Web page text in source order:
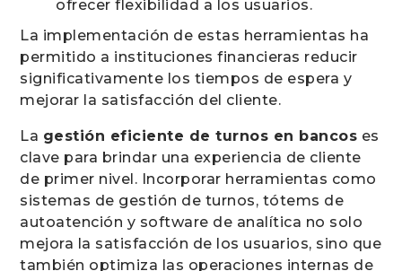
ofrecer flexibilidad a los usuarios.
La implementación de estas herramientas ha
permitido a instituciones financieras reducir
significativamente los tiempos de espera y
mejorar la satisfacción del cliente.
La gestión eficiente de turnos en bancos es
clave para brindar una experiencia de cliente
de primer nivel. Incorporar herramientas como
sistemas de gestión de turnos, tótems de
autoatención y software de analítica no solo
mejora la satisfacción de los usuarios, sino que
también optimiza las operaciones internas de